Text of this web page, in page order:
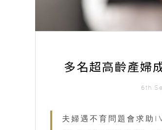
多名超高齡產婦
6th
夫婦遇不育問題會求助